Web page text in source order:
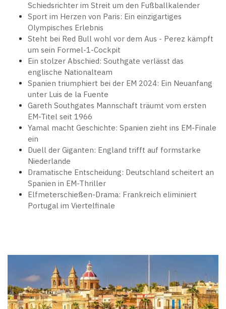
Schiedsrichter im Streit um den Fußballkalender
Sport im Herzen von Paris: Ein einzigartiges
Olympisches Erlebnis
Steht bei Red Bull wohl vor dem Aus - Perez kämpft
um sein Formel-1-Cockpit
Ein stolzer Abschied: Southgate verlässt das
englische Nationalteam
Spanien triumphiert bei der EM 2024: Ein Neuanfang
unter Luis de la Fuente
Gareth Southgates Mannschaft träumt vom ersten
EM-Titel seit 1966
Yamal macht Geschichte: Spanien zieht ins EM-Finale
ein
Duell der Giganten: England trifft auf formstarke
Niederlande
Dramatische Entscheidung: Deutschland scheitert an
Spanien in EM-Thriller
Elfmeterschießen-Drama: Frankreich eliminiert
Portugal im Viertelfinale